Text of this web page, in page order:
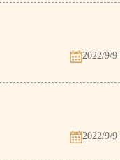
2022/9/9
2022/9/9